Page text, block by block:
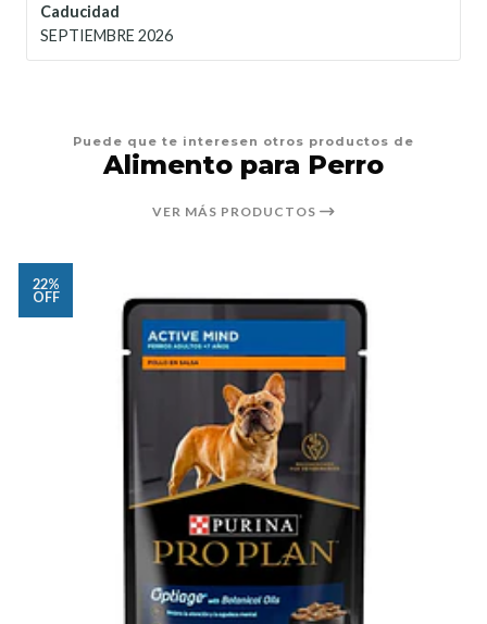
Caducidad
SEPTIEMBRE 2026
Puede que te interesen otros productos de
Alimento para Perro
VER MÁS PRODUCTOS
22%
OFF